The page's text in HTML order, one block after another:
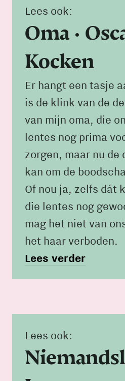
Lees ook:
Oma •
Kocken
Er hangt een tasje
is de klink van de
van mijn oma, die
lentes nog prima
zorgen, maar nu de
kan om de
Of nou ja, zelfs dát
die lentes nog
mag het niet van
het haar verboden.
Lees verder
Lees ook: